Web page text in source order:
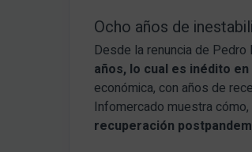
Ocho años de
Desde la renuncia de
años, lo cual es inédito
económica, con años de
Infomercado muestra cómo,
recuperación